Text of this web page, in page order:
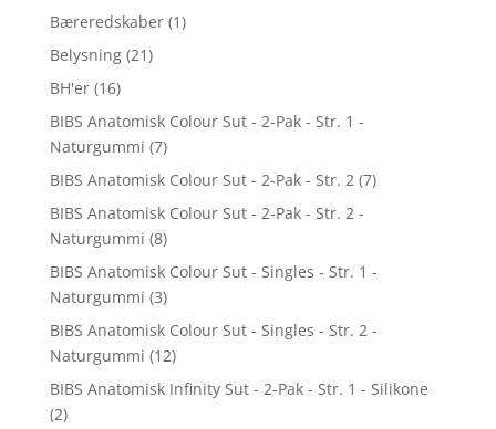
Bæreredskaber (1)
Belysning (21)
BH'er (16)
BIBS Anatomisk Colour Sut - 2-Pak - Str. 1 -
Naturgummi (7)
BIBS Anatomisk Colour Sut - 2-Pak - Str. 2 (7)
BIBS Anatomisk Colour Sut - 2-Pak - Str. 2 -
Naturgummi (8)
BIBS Anatomisk Colour Sut - Singles - Str. 1 -
Naturgummi (3)
BIBS Anatomisk Colour Sut - Singles - Str. 2 -
Naturgummi (12)
BIBS Anatomisk Infinity Sut - 2-Pak - Str. 1 - Silikone
(2)